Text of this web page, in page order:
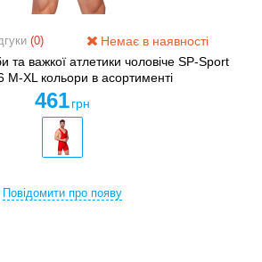
(0)
Немає в наявності
та важкої атлетики чоловіче SP-Sport
M-XL кольори в асортименті
461 грн
Повідомити про появу